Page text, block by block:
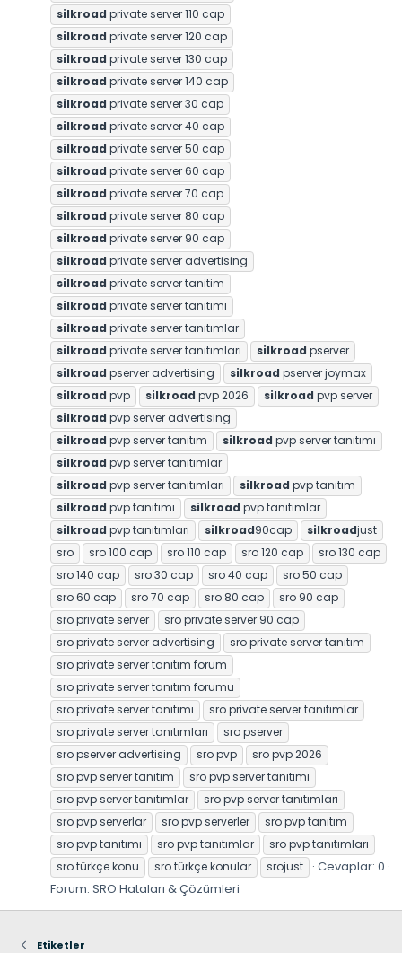
silkroad private server 110 cap
silkroad private server 120 cap
silkroad private server 130 cap
silkroad private server 140 cap
silkroad private server 30 cap
silkroad private server 40 cap
silkroad private server 50 cap
silkroad private server 60 cap
silkroad private server 70 cap
silkroad private server 80 cap
silkroad private server 90 cap
silkroad private server advertising
silkroad private server tanitim
silkroad private server tanıtımı
silkroad private server tanıtımlar
silkroad private server tanıtımları silkroad pserver
silkroad pserver advertising silkroad pserver joymax
silkroad pvp silkroad pvp 2026 silkroad pvp server
silkroad pvp server advertising
silkroad pvp server tanıtım silkroad pvp server tanıtımı
silkroad pvp server tanıtımlar
silkroad pvp server tanıtımları silkroad pvp tanıtım
silkroad pvp tanıtımı silkroad pvp tanıtımlar
silkroad pvp tanıtımları silkroad90cap silkroadjust
sro
sro 100 cap sro 110 cap sro 120 cap
sro 130 cap
sro 140 cap
sro 30 cap sro 40 cap
sro 50 cap
sro 60 cap
sro 70 cap sro 80 cap
sro 90 cap
sro private server
sro private server 90 cap
sro private server advertising
sro private server tanıtım
sro private server tanıtım forum
sro private server tanıtım forumu
sro private server tanıtımı
sro private server tanıtımlar
sro private server tanıtımları
sro pserver
sro pserver advertising
sro pvp
sro pvp 2026
sro pvp server tanıtım
sro pvp server tanıtımı
sro pvp server tanıtımlar
sro pvp server tanıtımları
sro pvp serverlar
sro pvp serverler
sro pvp tanıtım
sro pvp tanıtımı
sro pvp tanıtımlar
sro pvp tanıtımları
sro türkçe konu
sro türkçe konular srojust
Cevaplar: 0
Forum: SRO Hataları & Çözümleri
Etiketler